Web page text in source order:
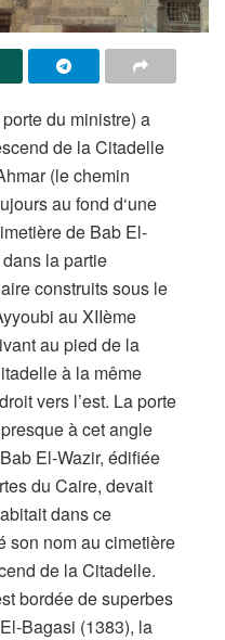
du ministre) a
de la Citadelle
(le chemin
au fond d‘une
de Bab El-
la partie
construits sous le
au XIIème
au pied de la
à la même
vers l’est. La porte
à cet angle
El-Wazir, édifiée
du Caire, devait
dans ce
son nom au cimetière
de la Citadelle.
bordée de superbes
Bagasi (1383), la